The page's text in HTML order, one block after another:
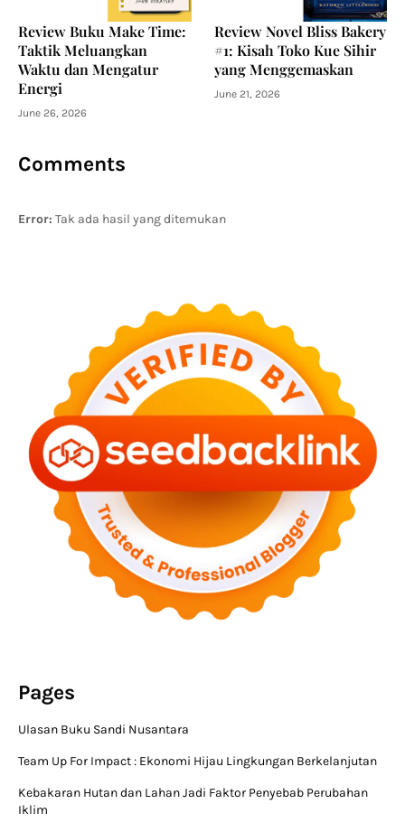
Review Buku Make Time:
Taktik Meluangkan
Waktu dan Mengatur
Energi
June 26, 2026
Review Novel Bliss Bakery
#1: Kisah Toko Kue Sihir
yang Menggemaskan
June 21, 2026
Comments
Error: Tak ada hasil yang ditemukan
Pages
Ulasan Buku Sandi Nusantara
Team Up For Impact : Ekonomi Hijau Lingkungan Berkelanjutan
Kebakaran Hutan dan Lahan Jadi Faktor Penyebab Perubahan
Iklim